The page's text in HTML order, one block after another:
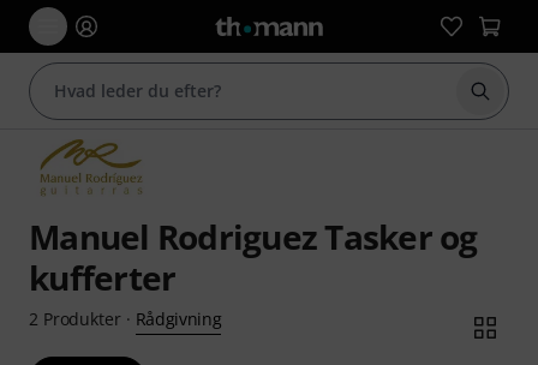
Start
Manuel Rodriguez Tasker og
kufferter
2 Produkter· Rådgivning